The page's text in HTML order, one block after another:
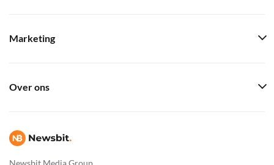
Newsbit Media Group
Marketing
Over ons